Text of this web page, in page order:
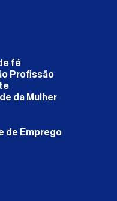
fé
Profissão
da Mulher
de Emprego